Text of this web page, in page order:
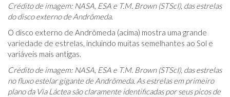
Crédito de imagem: NASA, ESA e T.M. Brown (STScI), das estrelas
do disco externo de Andrômeda.
O disco externo de Andrômeda (acima) mostra uma grande
variedade de estrelas, incluindo muitas semelhantes ao Sol e
variáveis ​​mais antigas.
Crédito de imagem: NASA, ESA e T.M. Brown (STScI), das estrelas
no fluxo estelar gigante de Andrômeda. As estrelas em primeiro
plano da Via Láctea são claramente identificadas por seus picos de